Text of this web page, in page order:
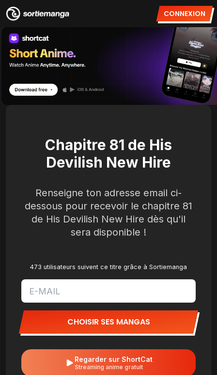
CONNEXION
Chapitre 81 de His
Devilish New Hire
Renseigne ton adresse email ci-
dessous pour recevoir le chapitre 81
de His Devilish New Hire dès qu'il
sera disponible !
473 utilisateurs suivent ce titre grâce à Sortiemanga
CHOISIR SES MANGAS
Regarder sur ShortCat
Streaming anime gratuit